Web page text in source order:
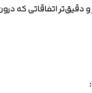
دقیق‌تر اتفاقاتی که